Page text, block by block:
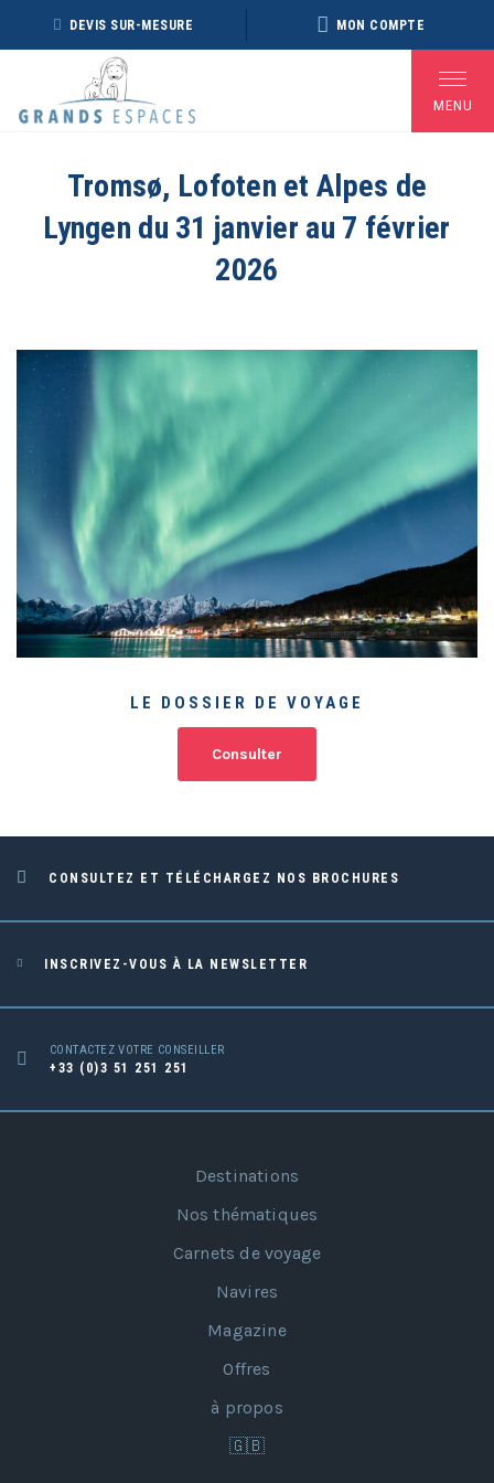
Panneau de gestion des cookies
BROCHURE RÉVEILLON
BROCHURE ARCTIQUE
2027 – NOUVELLE
DEVIS SUR-MESURE MON COMPTE
MENU
Tromsø, Lofoten et Alpes de
Lyngen du 31 janvier au 7 février
2026
LE DOSSIER DE VOYAGE
Consulter
CONSULTEZ ET TÉLÉCHARGEZ NOS BROCHURES
INSCRIVEZ-VOUS À LA NEWSLETTER
CONTACTEZ VOTRE CONSEILLER
+33 (0)3 51 251 251
Destinations
Nos thématiques
Carnets de voyage
Navires
Magazine
Offres
à propos
🇬🇧